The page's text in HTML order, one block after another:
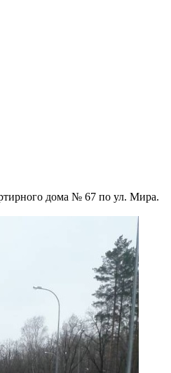
дома № 67 по ул. Мира.